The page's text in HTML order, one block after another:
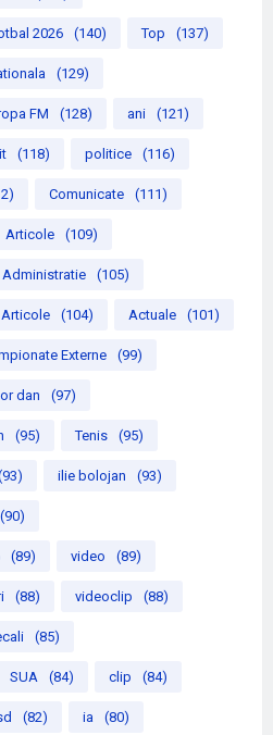
2026 (140) Top (137)
(129)
FM (128) ani (121)
(118) politice (116)
Comunicate (111)
Articole (109)
Administratie (105)
Articole (104) Actuale (101)
Externe (99)
dan (97)
(95) Tenis (95)
ilie bolojan (93)
(90)
(89) video (89)
(88) videoclip (88)
(85)
SUA (84) clip (84)
(82) ia (80)